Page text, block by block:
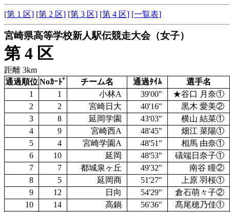
[第 1 区] [第 2 区] [第 3 区] [第 4 区] [一覧表]
宮崎県高等学校新人駅伝競走大会（女子）
第 4 区
距離 3km
通過順位Noｶｰﾄﾞ チーム名 通過ﾀｲﾑ
選手名
1
1 小林A 39'00"
★谷口 月奈①
2
2 宮崎日大 40'16"
黒木 愛美②
3
8 延岡学園 43'03"
横山 結菜①
4
9 宮崎西A 48'45"
畑江 菜陽①
5
4 宮崎学園A 48'51"
相馬 由奈①
6
10 延岡 48'53"
礒端日奈子①
7
7 都城泉ヶ丘 49'32"
南谷 瞳②
8
5 延岡商 51'27"
上原 羽桜①
9
12 日向 54'29"
倉石萌々子②
10
14 高鍋 56'36"
髙尾穂乃佳①